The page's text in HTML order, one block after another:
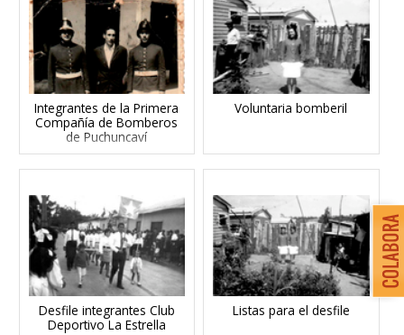
Integrantes de la Primera
Compañía de Bomberos
de Puchuncaví
Voluntaria bomberil
Desfile integrantes Club
Deportivo La Estrella
Listas para el desfile